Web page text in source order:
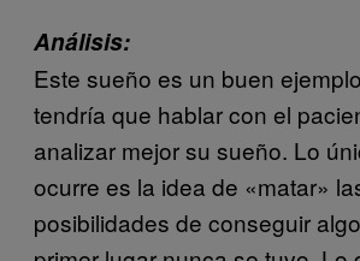
Análisis:
Este sueño es un buen
tendría que hablar con el
analizar mejor su sueño. Lo
ocurre es la idea de «matar»
posibilidades de conseguir